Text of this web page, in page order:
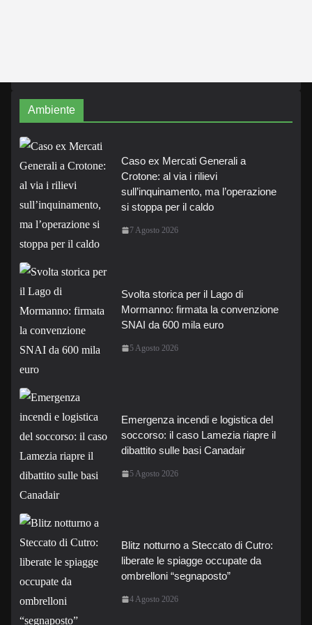
Ambiente
Caso ex Mercati Generali a
Crotone: al via i rilievi
sull’inquinamento, ma l’operazione
si stoppa per il caldo
7 Agosto 2026
Svolta storica per il Lago di
Mormanno: firmata la convenzione
SNAI da 600 mila euro
5 Agosto 2026
Emergenza incendi e logistica del
soccorso: il caso Lamezia riapre il
dibattito sulle basi Canadair
5 Agosto 2026
Blitz notturno a Steccato di Cutro:
liberate le spiagge occupate da
ombrelloni “segnaposto”
4 Agosto 2026